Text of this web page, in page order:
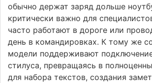
обычно держат заряд дольше
критически важно для
часто работают в дороге или
день в командировках. К тому же
модели поддерживают
стилуса, превращаясь в
для набора текстов, создания